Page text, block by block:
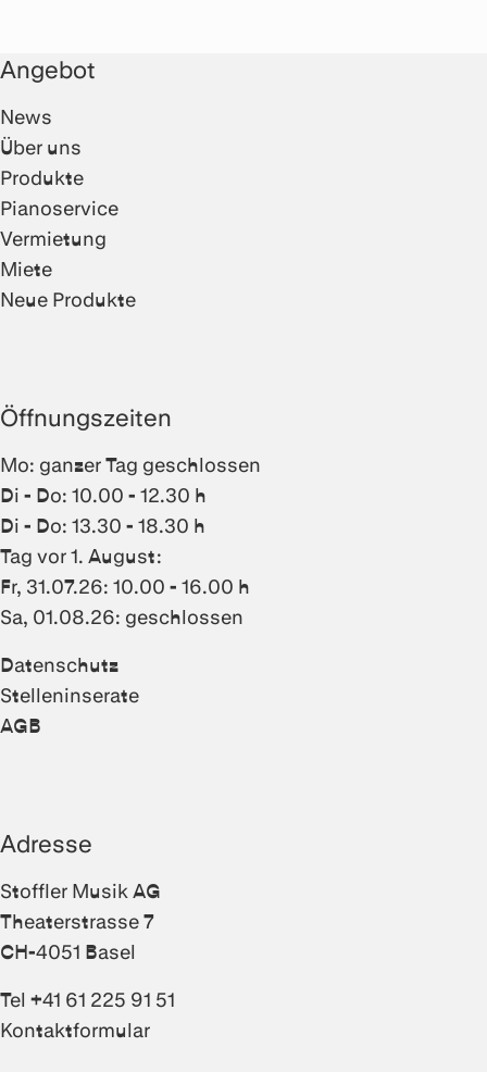
Angebot
News
Über uns
Produkte
Pianoservice
Vermietung
Miete
Neue Produkte
Öffnungszeiten
Mo: ganzer Tag geschlossen
Di - Do: 10.00 - 12.30 h
Di - Do: 13.30 - 18.30 h
Tag vor 1. August:
Fr, 31.07.26: 10.00 - 16.00 h
Sa, 01.08.26: geschlossen
Datenschutz
Stelleninserate
AGB
Adresse
Stoffler Musik AG
Theaterstrasse 7
CH-4051 Basel
Tel +41 61 225 91 51
Kontaktformular